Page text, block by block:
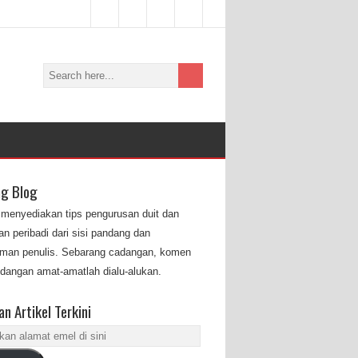
Blog
tips pengurusan duit dan
peribadi dari sisi pandang dan
penulis. Sebarang cadangan, komen
amat-amatlah dialu-alukan.
Artikel Terkini